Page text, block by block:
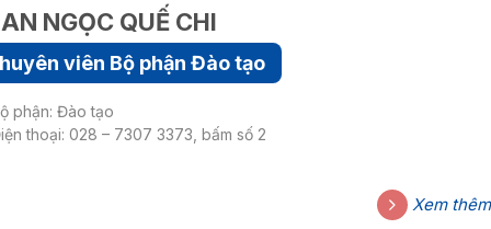
NGỌC QUẾ CHI
viên Bộ phận Đào tạo
phận: Đào tạo
thoại: 028 – 7307 3373, bấm số 2
Xem thêm